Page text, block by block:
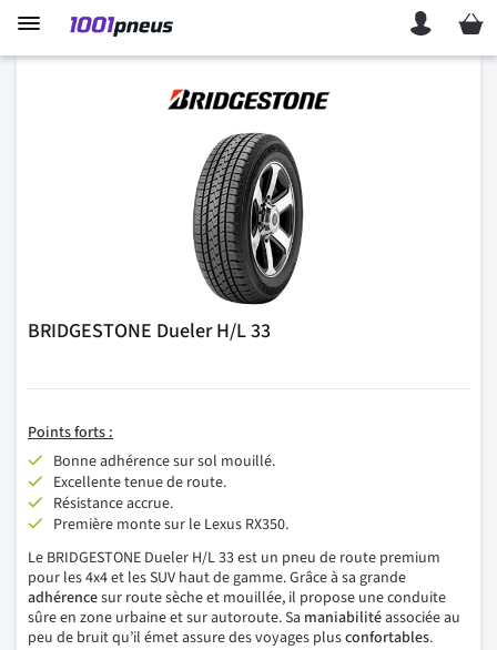
Mon
BRIDGESTONE Dueler H/L 33
Pointsforts :
Bonne adhérence sur sol mouillé.
Excellente tenue de route.
Résistance accrue.
Première monte sur le Lexus RX350.
Le BRIDGESTONE Dueler H/L 33 est un pneu de route premium
pour les 4x4 et les SUV haut de gamme. Grâce à sa grande
adhérencesur route sèche et mouillée, il propose une conduite
sûre en zone urbaine et sur autoroute. Sa maniabilitéassociée au
peu de bruit qu’il émet assure des voyages plusconfortables.